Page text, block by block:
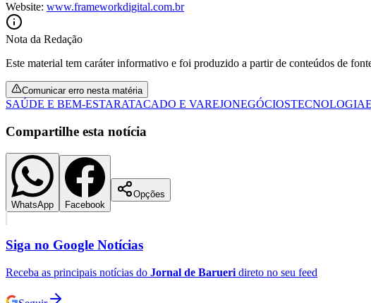
Website: www.frameworkdigital.com.br
Nota da Redação
Este material tem caráter informativo e foi produzido a partir de conteúdos de
Comunicar erro nesta matéria
SAÚDE E BEM-ESTARATACADO E VAREJONEGÓCIOSTECNOLOGIA
Compartilhe esta notícia
WhatsApp Facebook
Opções
Siga no Google Notícias
Receba as principais notícias do Jornal de Barueri direto no seu feed